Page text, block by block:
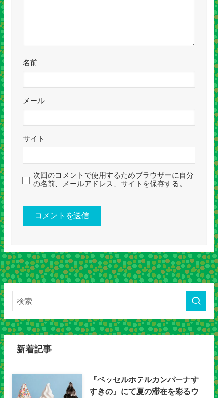
名前
メール
サイト
次回のコメントで使用するためブラウザーに自分
の名前、メールアドレス、サイトを保存する。
新着記事
『ベッセルホテルカンパーナす
すきの』にて夏の滞在を彩るウ